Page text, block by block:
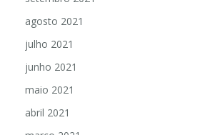
agosto 2021
julho 2021
junho 2021
maio 2021
abril 2021